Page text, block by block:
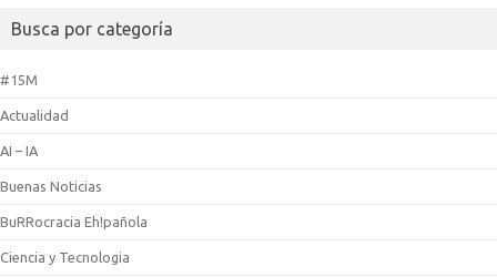
Busca por categoría
#15M
Actualidad
AI – IA
Buenas Noticias
BuRRocracia Eh!pañola
Ciencia y Tecnologia